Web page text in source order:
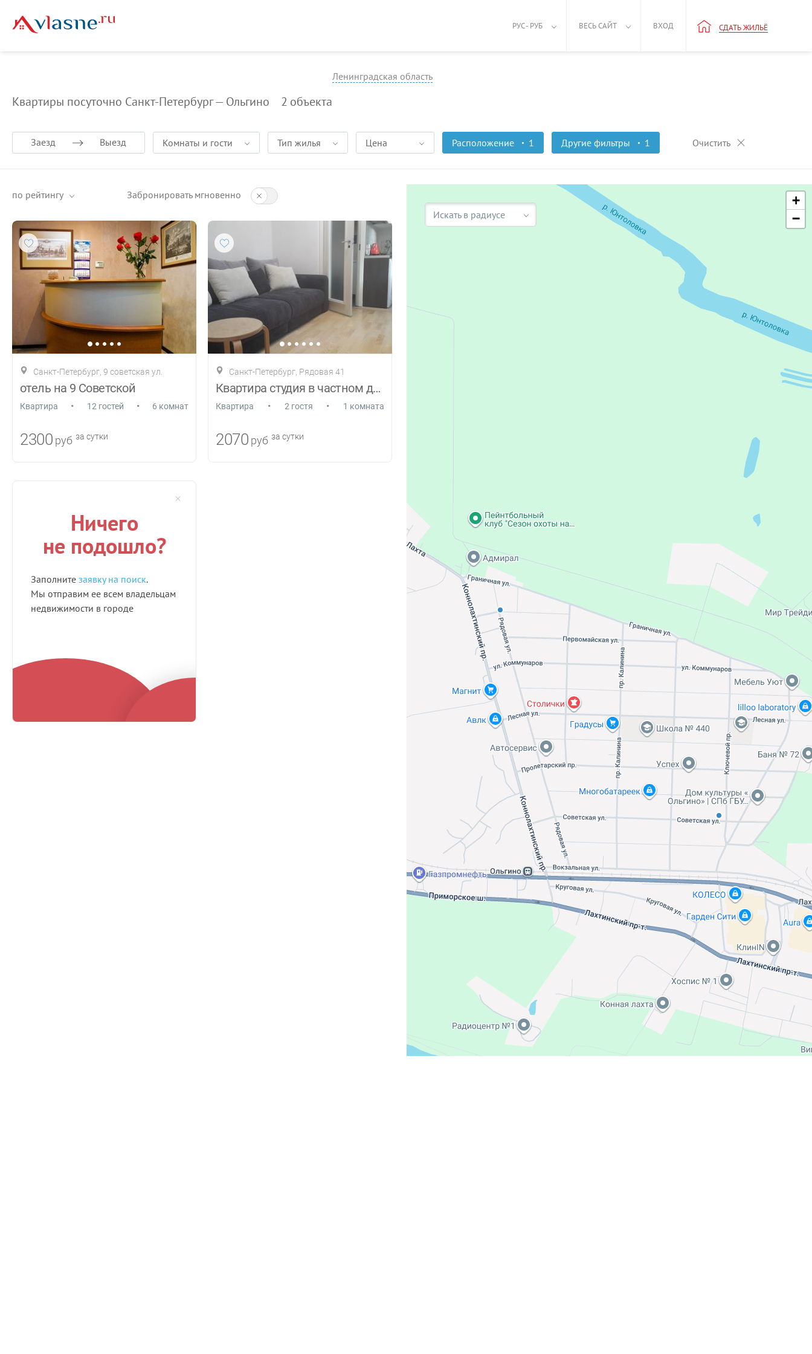
РУС - РУБ ВЕСЬ САЙТ ВХОД СДАТЬ ЖИЛЬЁ
Ленинградская область
Квартиры посуточно Санкт-Петербург — Ольгино 2 объекта
Заезд Выезд Комнаты и гости Тип жилья Цена Расположение 1 Другие фильтры 1 Очистить
по рейтингу Забронировать мгновенно
Санкт-Петербург, 9 советская ул.
отель на 9 Советской
Квартира • 12 гостей • 6 комнат
2300 руб за сутки
Санкт-Петербург, Рядовая 41
Квартира студия в частном доме.В Ольгино
Квартира • 2 гостя • 1 комната
2070 руб за сутки
Ничего
не подошло?
Заполните заявку на поиск.
Мы отправим ее всем владельцам
недвижимости в городе
Искать в радиусе
+
−